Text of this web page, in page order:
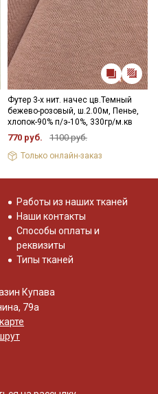
Футер 3-х нит. начес цв.Темный
бежево-розовый, ш.2.00м, Пенье,
хлопок-90% п/э-10%, 330гр/м.кв
770 руб. 1100 руб.
Только онлайн-заказ
Работы из наших тканей
Наши контакты
Способы оплаты и
реквизиты
Типы тканей
Купава
79а